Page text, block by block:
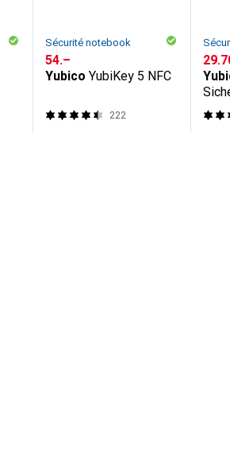
Sécurité notebook
CHF
54.–
Yubico YubiKey 5 NFC
222
CHF